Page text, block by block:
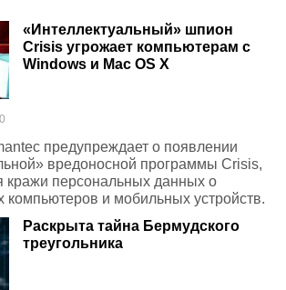
«Интеллектуальный» шпион
Crisis угрожает компьютерам с
Windows и Mac OS X
предупреждает о появлении
вредоносной программы Crisis,
кражи персональных данных о
компьютеров и мобильных устройств.
Раскрыта тайна Бермудского
треугольника